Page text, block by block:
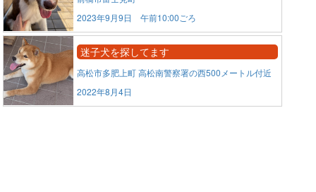
2023年9月9日 午前10:00ごろ
迷子犬を探してます
高松市多肥上町 高松南警察署の西500メートル付近
2022年8月4日